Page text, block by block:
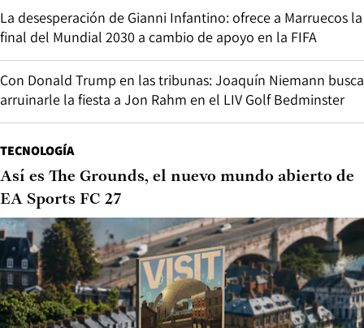
La desesperación de Gianni Infantino: ofrece a Marruecos la
final del Mundial 2030 a cambio de apoyo en la FIFA
Con Donald Trump en las tribunas: Joaquín Niemann busca
arruinarle la fiesta a Jon Rahm en el LIV Golf Bedminster
TECNOLOGÍA
Así es The Grounds, el nuevo mundo abierto de
EA Sports FC 27